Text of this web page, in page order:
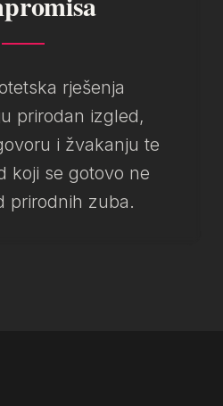
rješenja
prirodan izgled,
i žvakanju te
koji se gotovo ne
prirodnih zuba.